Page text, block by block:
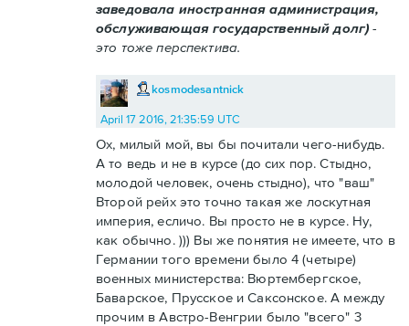
заведовала иностранная администрация,
обслуживающая государственный долг)-
это тоже перспектива.
kosmodesantnick
April 17 2016, 21:35:59 UTC
Ох, милый мой, вы бы почитали чего-нибудь.
А то ведь и не в курсе (до сих пор. Стыдно,
молодой человек, очень стыдно), что "ваш"
Второй рейх это точно такая же лоскутная
империя, есличо. Вы просто не в курсе. Ну,
как обычно. ))) Вы же понятия не имеете, что в
Германии того времени было 4 (четыре)
военных министерства: Вюртембергское,
Баварское, Прусское и Саксонское. А между
прочим в Австро-Венгрии было "всего" 3